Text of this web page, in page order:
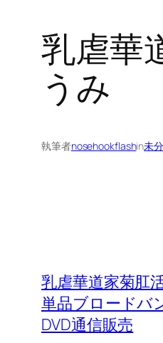
乳虐華
うみ
執筆者nosehookflashin未
乳虐華道家菊肛
単品ブロードバ
DVD通信販売